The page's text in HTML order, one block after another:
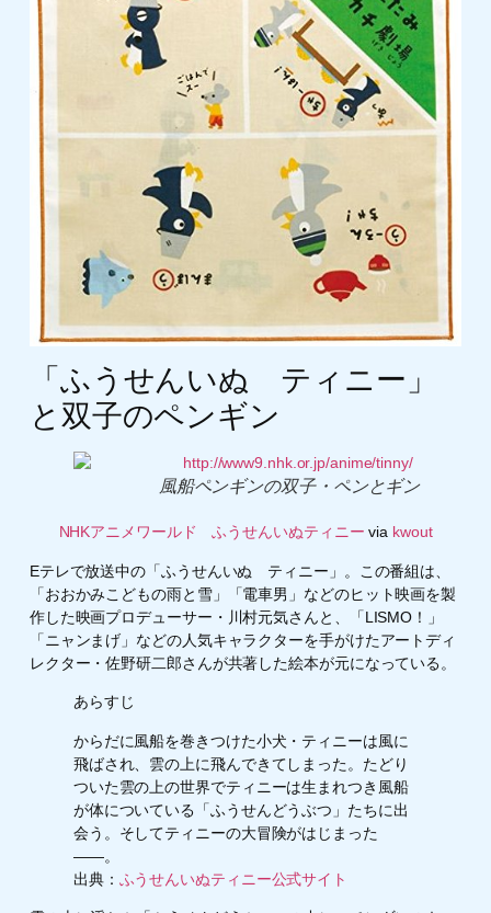
「ふうせんいぬ ティニー」
と双子のペンギン
風船ペンギンの双子・ペンとギン
NHKアニメワールド ふうせんいぬティニー via kwout
Eテレで放送中の「ふうせんいぬ ティニー」。この番組は、
「おおかみこどもの雨と雪」「電車男」などのヒット映画を製
作した映画プロデューサー・川村元気さんと、「LISMO！」
「ニャンまげ」などの人気キャラクターを手がけたアートディ
レクター・佐野研二郎さんが共著した絵本が元になっている。
あらすじ
からだに風船を巻きつけた小犬・ティニーは風に
飛ばされ、雲の上に飛んできてしまった。たどり
ついた雲の上の世界でティニーは生まれつき風船
が体についている「ふうせんどうぶつ」たちに出
会う。そしてティニーの大冒険がはじまった
――。
出典： ふうせんいぬティニー公式サイト